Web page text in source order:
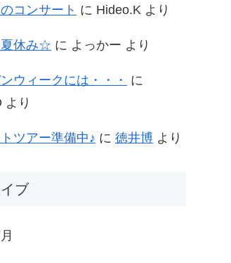
コンサート に Hideo.K より
夏休み☆ に よっかー より
ウィークには・・・
に
より
ツアー準備中♪ に 徳井博 より
ブ